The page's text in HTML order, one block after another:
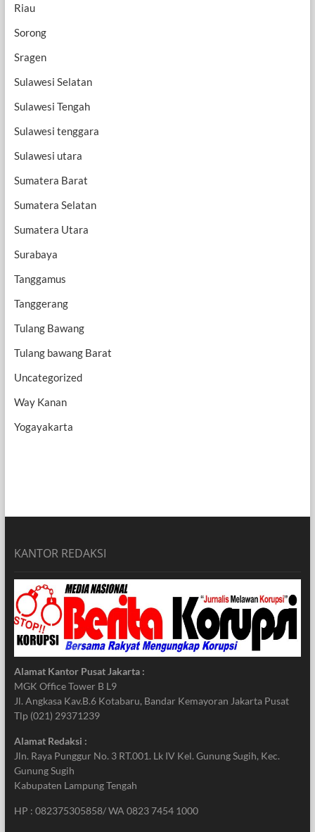
Riau
Sorong
Sragen
Sulawesi Selatan
Sulawesi Tengah
Sulawesi tenggara
Sulawesi utara
Sumatera Barat
Sumatera Selatan
Sumatera Utara
Surabaya
Tanggamus
Tanggerang
Tulang Bawang
Tulang bawang Barat
Uncategorized
Way Kanan
Yogayakarta
KANTOR REDAKSI
Alamat Kantor Pusat Jakarta :
MGK Office Tower B L9
Jl. Angkasa Kav.B.6 Kotabaru, Bandar Kemayoran Jakarta Pusat
Tlp (021) 29371239
Alamat Redaksi :
Jln. Raya Punggur No. 3 RT.001. Lk IV Kel. Gunung Sugih, Kec.
Gunung Sugih
Kabupaten Lampung Tengah
HP : 082375305858/ WA 0823 7454 1000